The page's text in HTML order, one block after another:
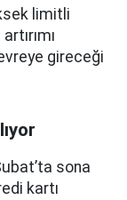
limitli
gireceği
sona
kartı